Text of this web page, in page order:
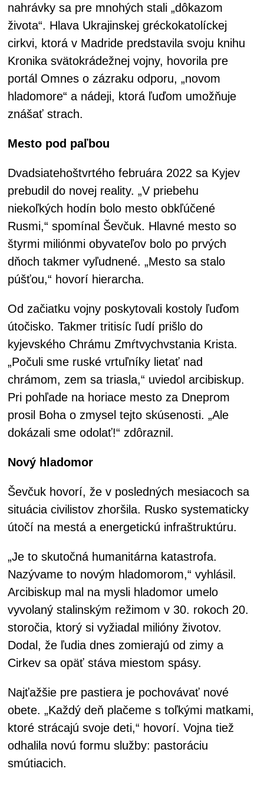
nahrávky sa pre mnohých stali „dôkazom
života“. Hlava Ukrajinskej gréckokatolíckej
cirkvi, ktorá v Madride predstavila svoju knihu
Kronika svätokrádežnej vojny, hovorila pre
portál Omnes o zázraku odporu, „novom
hladomore“ a nádeji, ktorá ľuďom umožňuje
znášať strach.
Mesto pod paľbou
Dvadsiatehoštvrtého februára 2022 sa Kyjev
prebudil do novej reality. „V priebehu
niekoľkých hodín bolo mesto obkľúčené
Rusmi,“ spomínal Ševčuk. Hlavné mesto so
štyrmi miliónmi obyvateľov bolo po prvých
dňoch takmer vyľudnené. „Mesto sa stalo
púšťou,“ hovorí hierarcha.
Od začiatku vojny poskytovali kostoly ľuďom
útočisko. Takmer tritisíc ľudí prišlo do
kyjevského Chrámu Zmŕtvychvstania Krista.
„Počuli sme ruské vrtuľníky lietať nad
chrámom, zem sa triasla,“ uviedol arcibiskup.
Pri pohľade na horiace mesto za Dneprom
prosil Boha o zmysel tejto skúsenosti. „Ale
dokázali sme odolať!“ zdôraznil.
Nový hladomor
Ševčuk hovorí, že v posledných mesiacoch sa
situácia civilistov zhoršila. Rusko systematicky
útočí na mestá a energetickú infraštruktúru.
„Je to skutočná humanitárna katastrofa.
Nazývame to novým hladomorom,“ vyhlásil.
Arcibiskup mal na mysli hladomor umelo
vyvolaný stalinským režimom v 30. rokoch 20.
storočia, ktorý si vyžiadal milióny životov.
Dodal, že ľudia dnes zomierajú od zimy a
Cirkev sa opäť stáva miestom spásy.
Najťažšie pre pastiera je pochovávať nové
obete. „Každý deň plačeme s toľkými matkami,
ktoré strácajú svoje deti,“ hovorí. Vojna tiež
odhalila novú formu služby: pastoráciu
smútiacich.